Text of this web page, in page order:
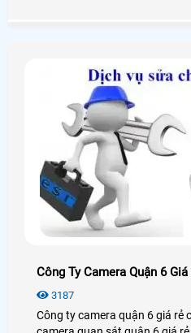
Công Ty Camera Quận 6 Giá
3187
Công ty camera quận 6 giá rẻ